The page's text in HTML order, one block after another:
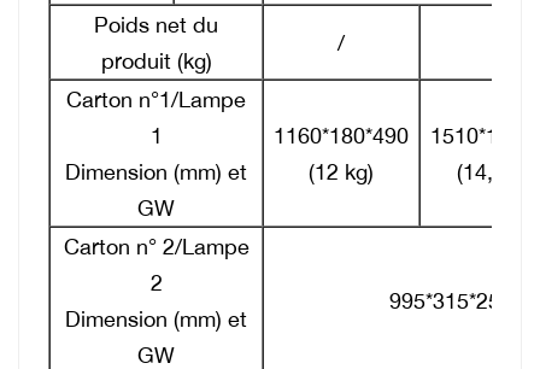
Poids net du
produit (kg)
/
Carton n°1/Lampe
1
Dimension (mm) et
GW
1160*180*490
(12 kg)
(14,5 kg)
Carton n° 2/Lampe
2
Dimension (mm) et
GW
995*315*255